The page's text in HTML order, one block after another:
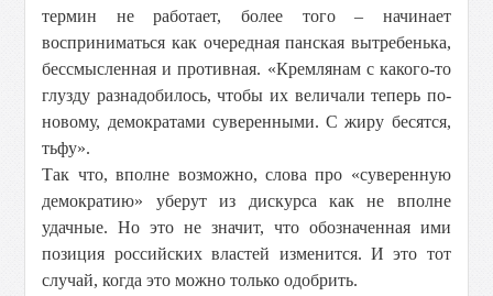
термин не работает, более того – начинает
восприниматься как очередная панская вытребенька,
бессмысленная и противная. «Кремлянам с какого-то
глузду разнадобилось, чтобы их величали теперь по-
новому, демократами суверенными. С жиру бесятся,
тьфу».
Так что, вполне возможно, слова про «суверенную
демократию» уберут из дискурса как не вполне
удачные. Но это не значит, что обозначенная ими
позиция российских властей изменится. И это тот
случай, когда это можно только одобрить.